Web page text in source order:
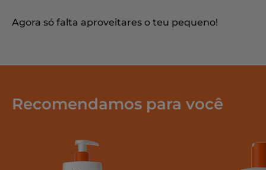
Agora só falta aproveitares o teu pequeno!
Recomendamos para você